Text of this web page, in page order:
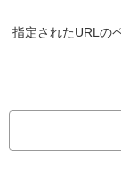
指定されたURLの